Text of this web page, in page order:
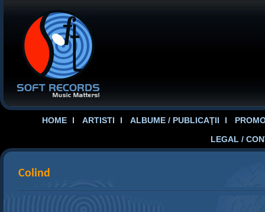
HOME ARTISTI ALBUME / PUBLICAŢII
LEGAL /
Colind